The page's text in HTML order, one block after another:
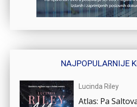
NAJPOPULARNIJE
Lucinda Riley
Atlas: Pa